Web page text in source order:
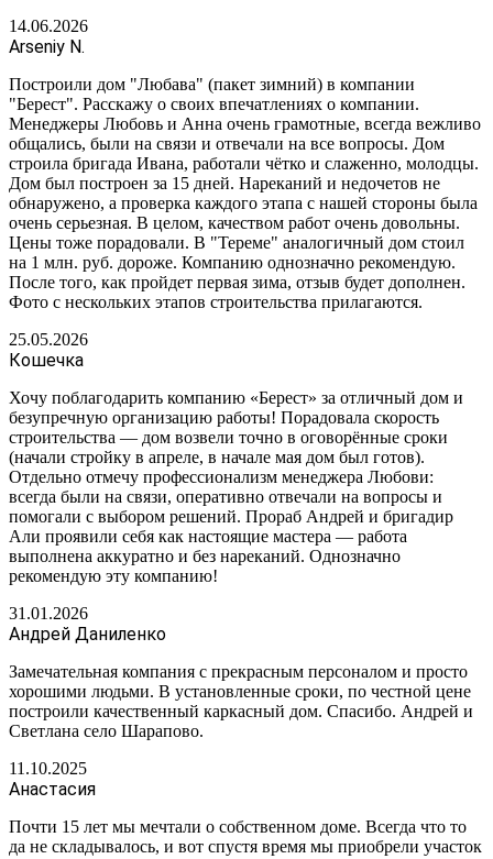
14.06.2026
Arseniy N.
Построили дом "Любава" (пакет зимний) в компании
"Берест". Расскажу о своих впечатлениях о компании.
Менеджеры Любовь и Анна очень грамотные, всегда вежливо
общались, были на связи и отвечали на все вопросы. Дом
строила бригада Ивана, работали чётко и слаженно, молодцы.
Дом был построен за 15 дней. Нареканий и недочетов не
обнаружено, а проверка каждого этапа с нашей стороны была
очень серьезная. В целом, качеством работ очень довольны.
Цены тоже порадовали. В "Тереме" аналогичный дом стоил
на 1 млн. руб. дороже. Компанию однозначно рекомендую.
После того, как пройдет первая зима, отзыв будет дополнен.
Фото с нескольких этапов строительства прилагаются.
25.05.2026
Кошечка
Хочу поблагодарить компанию «Берест» за отличный дом и
безупречную организацию работы! Порадовала скорость
строительства — дом возвели точно в оговорённые сроки
(начали стройку в апреле, в начале мая дом был готов).
Отдельно отмечу профессионализм менеджера Любови:
всегда были на связи, оперативно отвечали на вопросы и
помогали с выбором решений. Прораб Андрей и бригадир
Али проявили себя как настоящие мастера — работа
выполнена аккуратно и без нареканий. Однозначно
рекомендую эту компанию!
31.01.2026
Андрей Даниленко
Замечательная компания с прекрасным персоналом и просто
хорошими людьми. В установленные сроки, по честной цене
построили качественный каркасный дом. Спасибо. Андрей и
Светлана село Шарапово.
11.10.2025
Анастасия
Почти 15 лет мы мечтали о собственном доме. Всегда что то
да не складывалось, и вот спустя время мы приобрели участок